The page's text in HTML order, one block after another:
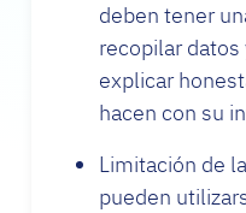
deben tener
recopilar
explicar
hacen con su
Limitación de
pueden